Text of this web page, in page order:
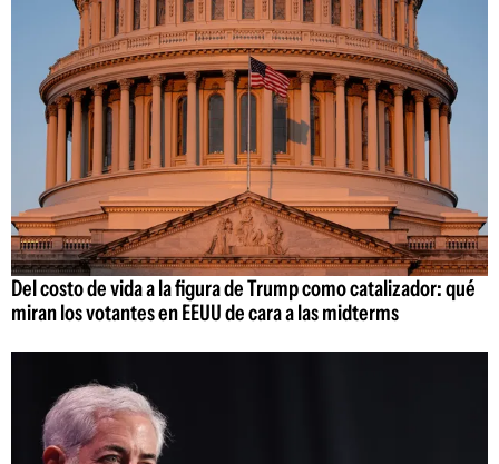
Del costo de vida a la figura de Trump como catalizador: qué
miran los votantes en EEUU de cara a las midterms